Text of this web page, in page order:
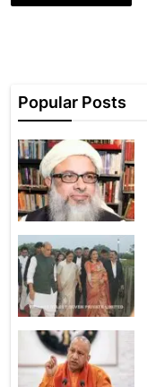
Popular Posts